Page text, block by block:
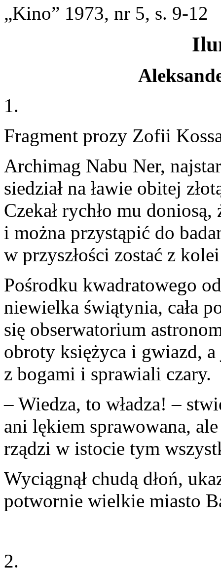
„Kino” 1973, nr 5, s. 9-12
1.
Fragment prozy Zofii
Archimag Nabu Ner,
siedział na ławie obitej
Czekał rychło mu
i można przystąpić do
w przyszłości zostać z
Pośrodku kwadratowego
niewielka świątynia, cała
się obserwatorium
obroty księżyca i gwiazd,
z bogami i sprawiali czary.
– Wiedza, to władza! –
ani lękiem sprawowana,
rządzi w istocie tym
Wyciągnął chudą dłoń,
potwornie wielkie miasto
2.